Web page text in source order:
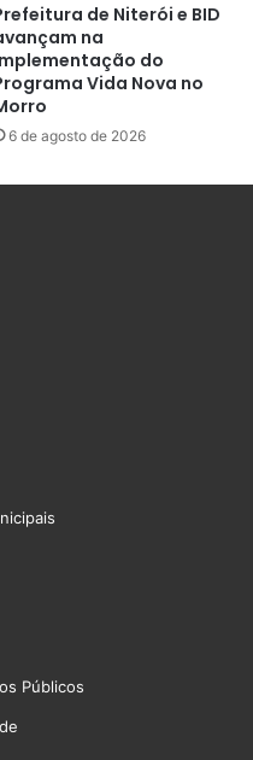
de Niterói e BID
na
do
Vida Nova no
6 de agosto de 2026
Públicos